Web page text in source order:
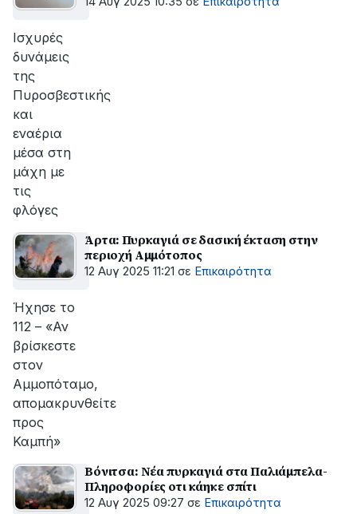
Ισχυρές
δυνάμεις
της
Πυροσβεστικής
και
εναέρια
μέσα στη
μάχη με
τις
φλόγες
Άρτα: Πυρκαγιά σε δασική έκταση στην
περιοχή Αμμότοπος
12 Αυγ 2025 11:21 σε Επικαιρότητα
Ήχησε το
112 – «Αν
βρίσκεστε
στον
Αμμοπόταμο,
απομακρυνθείτε
προς
Καμπή»
Βόνιτσα: Νέα πυρκαγιά στα Παλιάμπελα-
Πληροφορίες οτι κάηκε σπίτι
12 Αυγ 2025 09:27 σε Επικαιρότητα